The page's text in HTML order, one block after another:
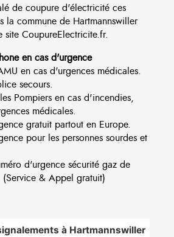
de coupure d'électricité ces
la commune de Hartmannswiller
site CoupureElectricite.fr.
en cas d'urgence
en cas d'urgences médicales.
secours.
Pompiers en cas d'incendies,
médicales.
gratuit partout en Europe.
pour les personnes sourdes et
d'urgence sécurité gaz de
(Service & Appel gratuit)
à Hartmannswiller